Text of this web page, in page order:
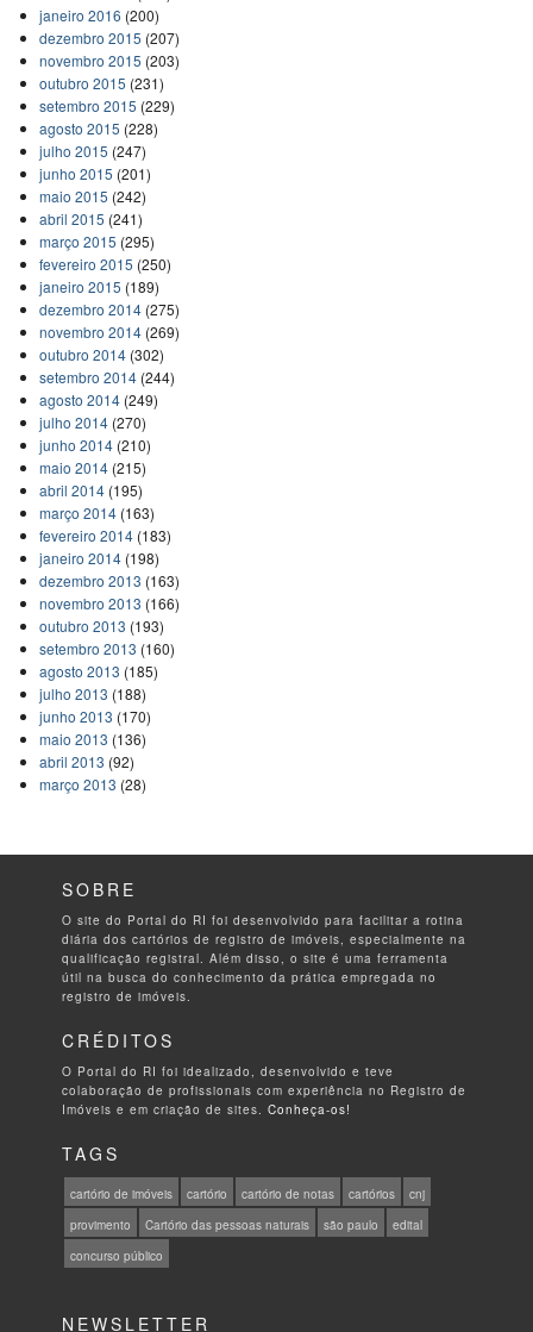
janeiro 2016 (200)
dezembro 2015 (207)
novembro 2015 (203)
outubro 2015 (231)
setembro 2015 (229)
agosto 2015 (228)
julho 2015 (247)
junho 2015 (201)
maio 2015 (242)
abril 2015 (241)
março 2015 (295)
fevereiro 2015 (250)
janeiro 2015 (189)
dezembro 2014(275)
novembro 2014(269)
outubro 2014(302)
setembro 2014(244)
agosto 2014(249)
julho 2014(270)
junho 2014(210)
maio 2014(215)
abril 2014(195)
março 2014(163)
fevereiro 2014(183)
janeiro 2014(198)
dezembro 2013 (163)
novembro 2013 (166)
outubro 2013 (193)
setembro 2013 (160)
agosto 2013 (185)
julho 2013 (188)
junho 2013 (170)
maio 2013 (136)
abril 2013 (92)
março 2013 (28)
SOBRE
O site do Portal do RI foi desenvolvido para facilitar a rotina
diária dos cartórios de registro de imóveis, especialmente na
qualificação registral. Além disso, o site é uma ferramenta
útil na busca do conhecimento da prática empregada no
registro de imóveis.
CRÉDITOS
O Portal do RI foi idealizado, desenvolvido e teve
colaboração de profissionais com experiência no Registro de
Imóveis e em criação de sites.Conheça-os!
TAGS
cartório de imóveis cartório cartório de notas cartórios
cnj
provimento
Cartório das pessoas naturais são paulo
edital
concurso público
NEWSLETTER